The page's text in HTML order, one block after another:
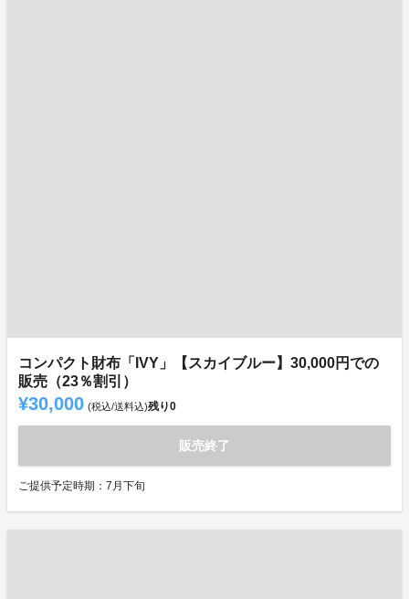
コンパクト財布「IVY」【スカイブルー】30,000円での
販売（23％割引）
¥30,000 (税込/送料込)残り0
販売終了
ご提供予定時期：7月下旬